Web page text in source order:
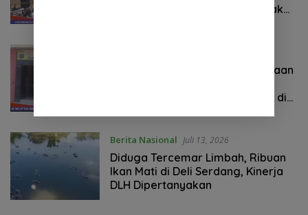
Mahasiswa Desak Poldasu tindak
Tiga Bulan Berlalu, Korban Dugaan
Lambannya Penanganan Kasus di
Berita Nasional Juli 13, 2026
Diduga Tercemar Limbah, Ribuan
Ikan Mati di Deli Serdang, Kinerja
DLH Dipertanyakan